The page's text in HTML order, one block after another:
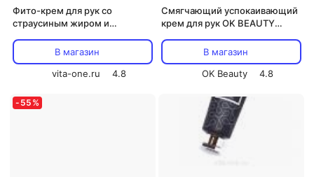
Фито-крем для рук со
страусиным жиром и
ФлерЭнзим 125 мл
В магазин
vita-one.ru
4.8
Смягчающий успокаивающий
крем для рук OK BEAUTY
В магазин
OK Beauty
4.8
- 55 %